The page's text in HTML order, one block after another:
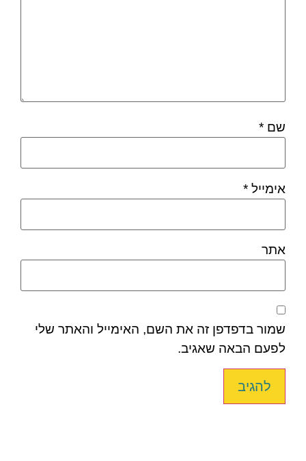
שם *
אימייל *
אתר
שמור בדפדפן זה את השם, האימייל והאתר שלי
לפעם הבאה שאגיב.